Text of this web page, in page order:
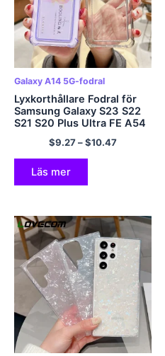
Galaxy A14 5G-fodral
Lyxkorthållare Fodral för
Samsung Galaxy S23 S22
S21 S20 Plus Ultra FE A54
A34 A14 A24 A53 A52
A13 5G Klart mjukt skal
$9.27–$10.47
Läs mer